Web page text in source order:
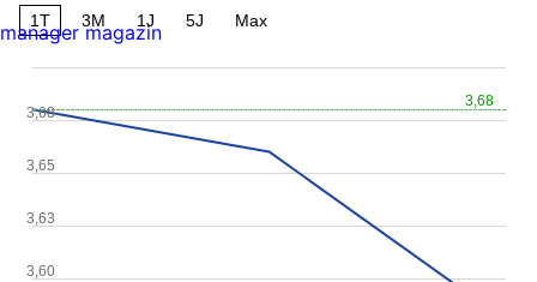
1T 3M 1J 5J Max
3,68
3,60
3,65
3,63
3,68
manager magazin